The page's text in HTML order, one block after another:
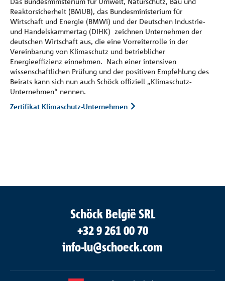
Reaktorsicherheit (BMUB), das Bundesministerium für
Wirtschaft und Energie (BMWi) und der Deutschen Industrie-
und Handelskammertag (DIHK) zeichnen Unternehmen der
deutschen Wirtschaft aus, die eine Vorreiterrolle in der
Vereinbarung von Klimaschutz und betrieblicher
Energieeffizienz einnehmen. Nach einer intensiven
wissenschaftlichen Prüfung und der positiven Empfehlung des
Beirats kann sich nun auch Schöck offiziell „Klimaschutz-
Unternehmen“ nennen.
Zertifikat Klimaschutz-Unternehmen
Schöck België SRL
+32 9 261 00 70
info-lu@schoeck.com